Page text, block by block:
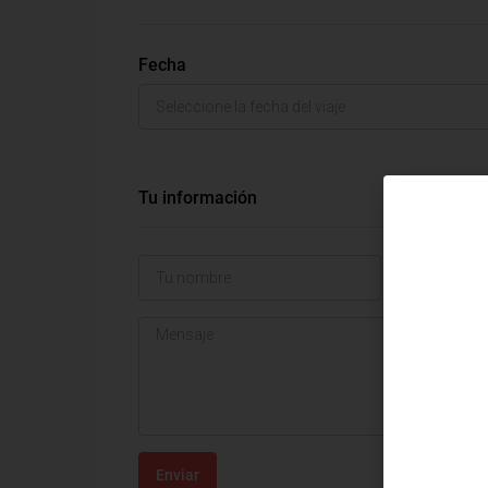
Fecha
Tu información
Enviar